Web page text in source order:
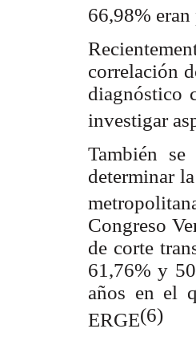
66,98%
correlación
diagnóstico
investigar
También
determinar
Congreso
de corte
61,76% y
años en el
ERGE(6)